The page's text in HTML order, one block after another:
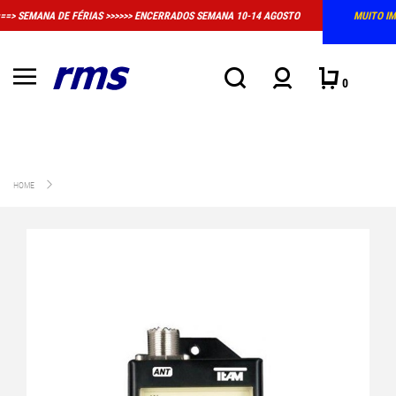
MUITO IMPORTANTE: A LOJA FÍSICA EM MASSAMÁ DEIXOU DE TER HORÁRIO
CONVENCIONAL DE ATENDIMENTO
0
HOME